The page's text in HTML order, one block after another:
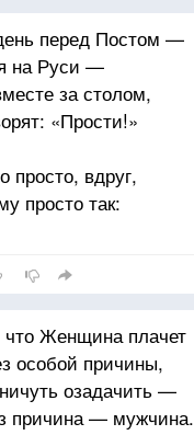
перед Постом —
на Руси —
за столом,
«Прости!»
вдруг,
просто так:
ты не друг,
вдруг:
хоть я
ничуть».
Женщина плачет
особой причины,
озадачить —
причина — мужчина.